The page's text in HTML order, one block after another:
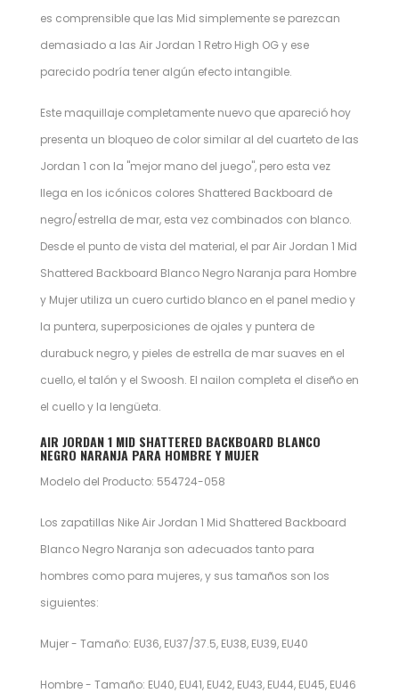
es comprensible que las Mid simplemente se parezcan
demasiado a las Air Jordan 1 Retro High OG y ese
parecido podría tener algún efecto intangible.
Este maquillaje completamente nuevo que apareció hoy
presenta un bloqueo de color similar al del cuarteto de las
Jordan 1 con la "mejor mano del juego", pero esta vez
llega en los icónicos colores Shattered Backboard de
negro/estrella de mar, esta vez combinados con blanco.
Desde el punto de vista del material, el par Air Jordan 1 Mid
Shattered Backboard Blanco Negro Naranja para Hombre
y Mujer utiliza un cuero curtido blanco en el panel medio y
la puntera, superposiciones de ojales y puntera de
durabuck negro, y pieles de estrella de mar suaves en el
cuello, el talón y el Swoosh. El nailon completa el diseño en
el cuello y la lengüeta.
AIR JORDAN 1 MID SHATTERED BACKBOARD BLANCO
NEGRO NARANJA PARA HOMBRE Y MUJER
Modelo del Producto: 554724-058
Los zapatillas Nike Air Jordan 1 Mid Shattered Backboard
Blanco Negro Naranja son adecuados tanto para
hombres como para mujeres, y sus tamaños son los
siguientes:
Mujer - Tamaño: EU36, EU37/37.5, EU38, EU39, EU40
Hombre - Tamaño: EU40, EU41, EU42, EU43, EU44, EU45, EU46